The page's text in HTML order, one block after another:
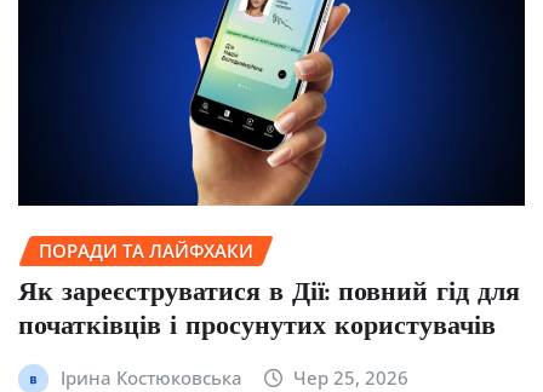
ПОРАДИ ТА ЛАЙФХАКИ
Як зареєструватися в Дії: повний гід для
початківців і просунутих користувачів
Ірина Костюковська Чер 25, 2026